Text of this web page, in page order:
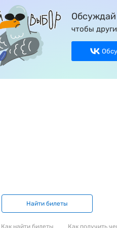
чтобы
Найти билеты
Как найти билеты Как получить